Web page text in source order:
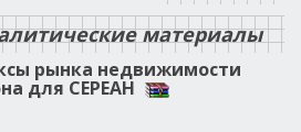
материалы
рынка недвижимости
для СЕРЕАН